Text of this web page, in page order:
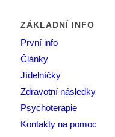
ZÁKLADNÍ INFO
První info
Články
Jídelníčky
Zdravotní následky
Psychoterapie
Kontakty na pomoc